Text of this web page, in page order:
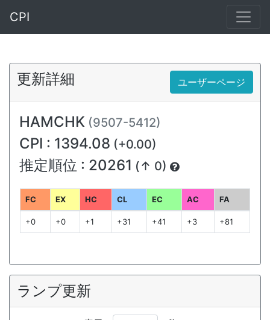
CPI
更新詳細 ユーザーページ
HAMCHK (9507-5412)
CPI : 1394.08 (+0.00)
推定順位 : 20261 (↑ 0)
FC EX HC CL EC AC FA
+0 +0 +1 +31 +41 +3 +81
ランプ更新